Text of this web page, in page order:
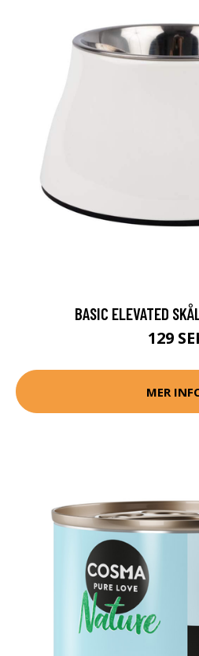
BASIC ELEVATED
129
MER